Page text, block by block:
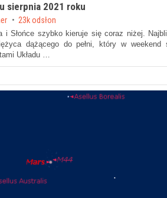
sierpnia 2021 roku
23k odsłon
i Słońce szybko kieruje się coraz niżej.
dążącego do pełni, który w weekend
Układu …